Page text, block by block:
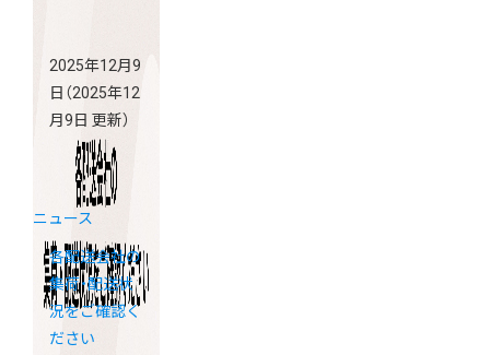
2025年12月9
日 （2025年12
月9日 更新）
ニュース
各配送会社の
集荷・配送状
況をご確認く
ださい